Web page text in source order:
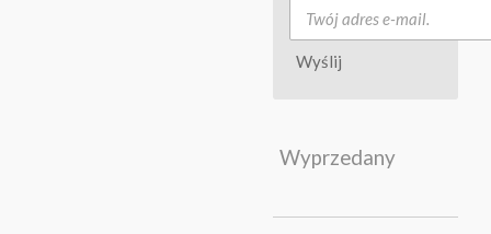
Wyślij
Wyprzedany